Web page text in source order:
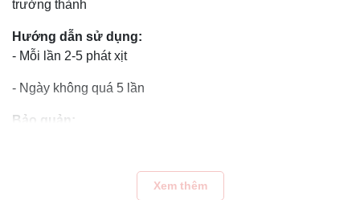
trưởng thành
Hướng dẫn sử dụng:
- Mỗi lần 2-5 phát xịt
- Ngày không quá 5 lần
Bảo quản:
Xem thêm